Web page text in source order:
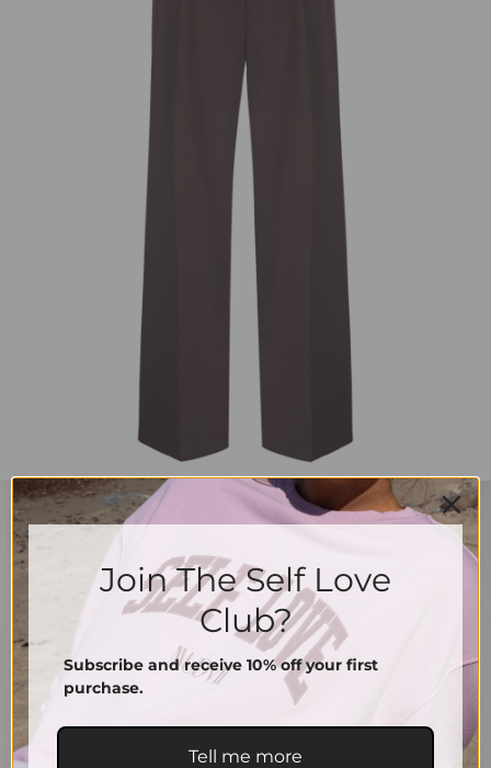
Join The Self Love
Club?
Subscribe and receive 10% off your first
purchase.
Tell me more